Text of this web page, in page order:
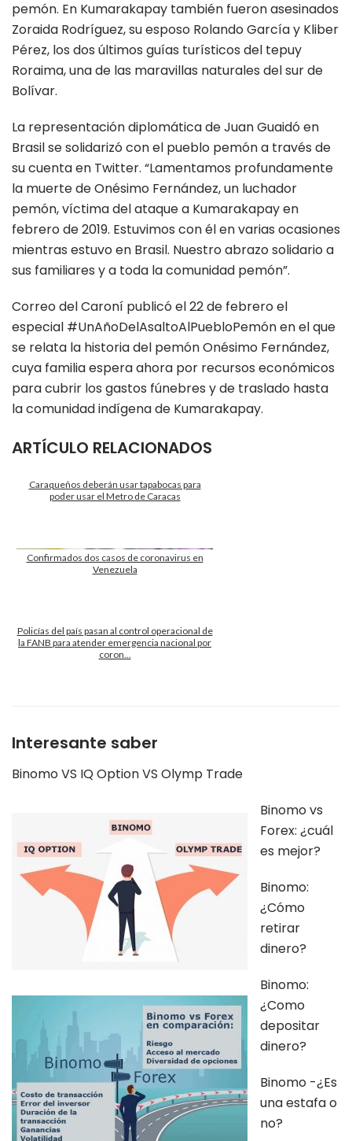
pemón. En Kumarakapay también fueron asesinados
Zoraida Rodríguez, su esposo Rolando García y Kliber
Pérez, los dos últimos guías turísticos del tepuy
Roraima, una de las maravillas naturales del sur de
Bolívar.
La representación diplomática de Juan Guaidó en
Brasil se solidarizó con el pueblo pemón a través de
su cuenta en Twitter. “Lamentamos profundamente
la muerte de Onésimo Fernández, un luchador
pemón, víctima del ataque a Kumarakapay en
febrero de 2019. Estuvimos con él en varias ocasiones
mientras estuvo en Brasil. Nuestro abrazo solidario a
sus familiares y a toda la comunidad pemón”.
Correo del Caroní publicó el 22 de febrero el
especial #UnAñoDelAsaltoAlPuebloPemón en el que
se relata la historia del pemón Onésimo Fernández,
cuya familia espera ahora por recursos económicos
para cubrir los gastos fúnebres y de traslado hasta
la comunidad indígena de Kumarakapay.
ARTÍCULO RELACIONADOS
Caraqueños deberán usar tapabocas para
poder usar el Metro de Caracas
Confirmados dos casos de coronavirus en
Venezuela
Policías del país pasan al control operacional de
la FANB para atender emergencia nacional por
coron...
Interesante saber
Binomo VS IQ Option VS Olymp Trade
Binomo vs
Forex: ¿cuál
es mejor?
Binomo:
¿Cómo
retirar
dinero?
Binomo:
¿Como
depositar
dinero?
Binomo -¿Es
una estafa o
no?